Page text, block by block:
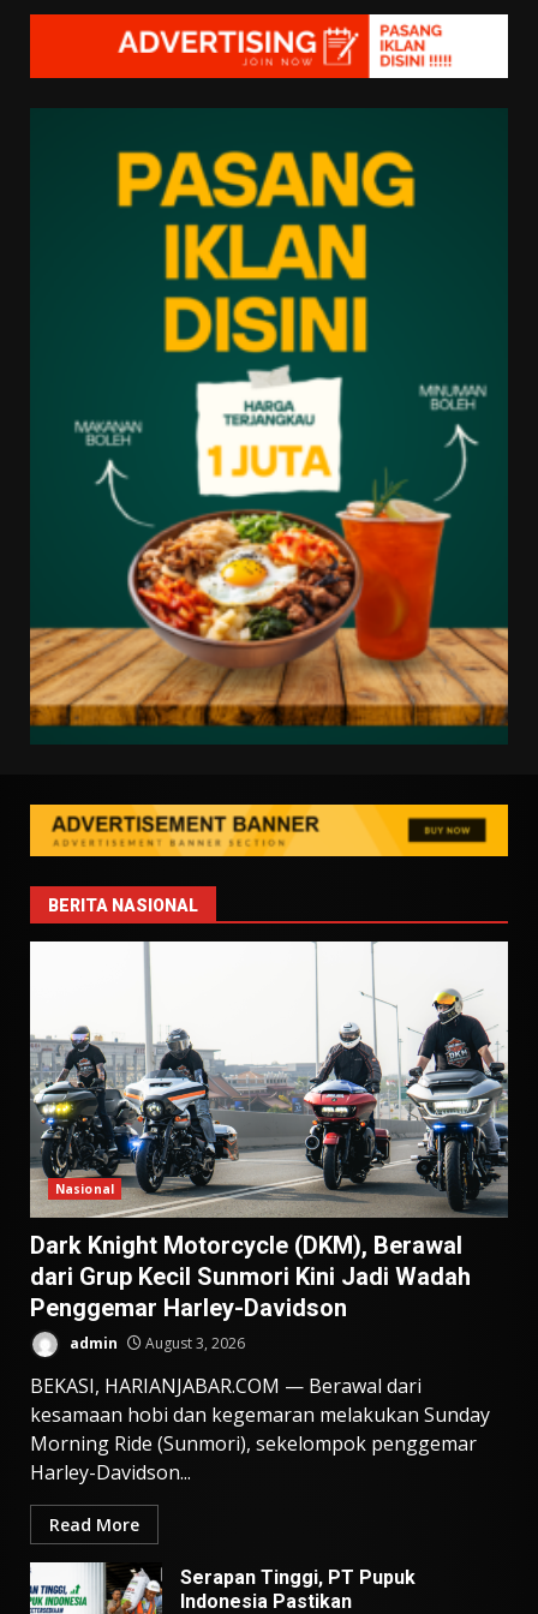
BERITA NASIONAL
Nasional
Dark Knight Motorcycle (DKM), Berawal
dari Grup Kecil Sunmori Kini Jadi Wadah
Penggemar Harley-Davidson
admin August 3, 2026
BEKASI, HARIANJABAR.COM — Berawal dari
kesamaan hobi dan kegemaran melakukan Sunday
Morning Ride (Sunmori), sekelompok penggemar
Harley-Davidson...
Read More
Serapan Tinggi, PT Pupuk
Indonesia Pastikan